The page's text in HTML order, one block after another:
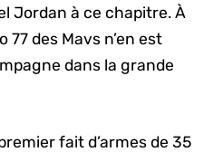
Jordan à ce chapitre. À
des Mavs n’en est
dans la grande
fait d’armes de 35